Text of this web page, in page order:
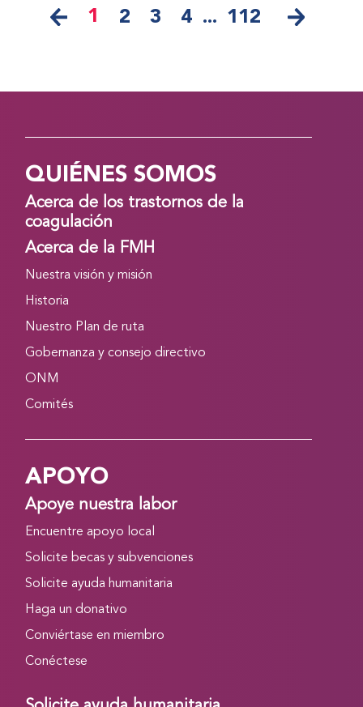
1 2 3 4 ... 112
QUIÉNES SOMOS
Acerca de los trastornos de la
coagulación
Acerca de la FMH
Nuestra visión y misión
Historia
Nuestro Plan de ruta
Gobernanza y consejo directivo
ONM
Comités
APOYO
Apoye nuestra labor
Encuentre apoyo local
Solicite becas y subvenciones
Solicite ayuda humanitaria
Haga un donativo
Conviértase en miembro
Conéctese